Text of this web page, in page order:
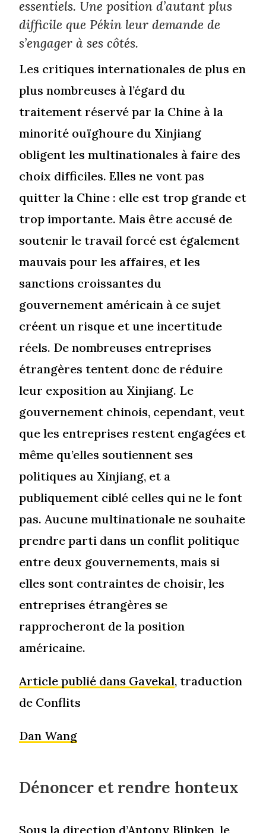
essentiels. Une position d’autant plus
difficile que Pékin leur demande de
s’engager à ses côtés.
Les critiques internationales de plus en
plus nombreuses à l’égard du
traitement réservé par la Chine à la
minorité ouïghoure du Xinjiang
obligent les multinationales à faire des
choix difficiles. Elles ne vont pas
quitter la Chine : elle est trop grande et
trop importante. Mais être accusé de
soutenir le travail forcé est également
mauvais pour les affaires, et les
sanctions croissantes du
gouvernement américain à ce sujet
créent un risque et une incertitude
réels. De nombreuses entreprises
étrangères tentent donc de réduire
leur exposition au Xinjiang. Le
gouvernement chinois, cependant, veut
que les entreprises restent engagées et
même qu’elles soutiennent ses
politiques au Xinjiang, et a
publiquement ciblé celles qui ne le font
pas. Aucune multinationale ne souhaite
prendre parti dans un conflit politique
entre deux gouvernements, mais si
elles sont contraintes de choisir, les
entreprises étrangères se
rapprocheront de la position
américaine.
Article publié dans Gavekal, traduction
de Conflits
Dan Wang
Dénoncer et rendre honteux
Sous la direction d’Antony Blinken, le